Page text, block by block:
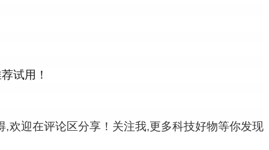
试用！
欢迎在评论区分享！关注我,更多科技好物等你发现